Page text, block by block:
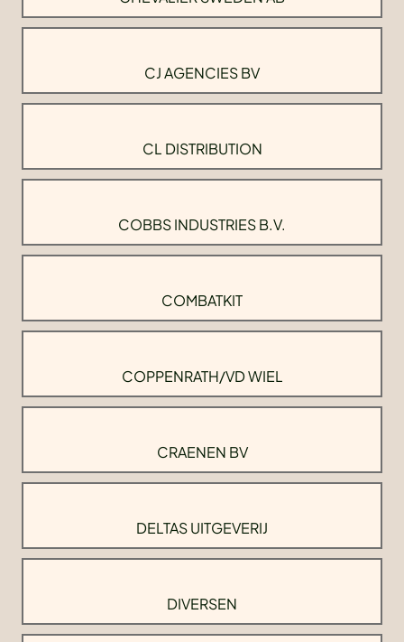
CJ AGENCIES BV
CL DISTRIBUTION
COBBS INDUSTRIES B.V.
COMBATKIT
COPPENRATH/VD WIEL
CRAENEN BV
DELTAS UITGEVERIJ
DIVERSEN